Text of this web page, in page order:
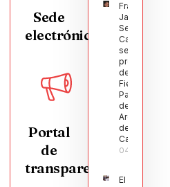
Sede
electrónica
Portal
de
transparencia
Francisco
Javier
Segura
Castellanos
será el
pregonero
de las
Fiestas
Patronales
de
Argamasilla
de
Calatrava
04/08/2026
El